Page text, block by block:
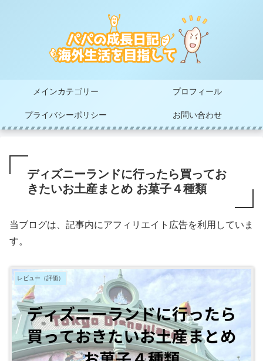
メインカテゴリー プロフィール
プライバシーポリシー お問い合わせ
ディズニーランドに行ったら買ってお
きたいお土産まとめ お菓子４種類
当ブログは、記事内にアフィリエイト広告を利用していま
す。
レビュー（評価）